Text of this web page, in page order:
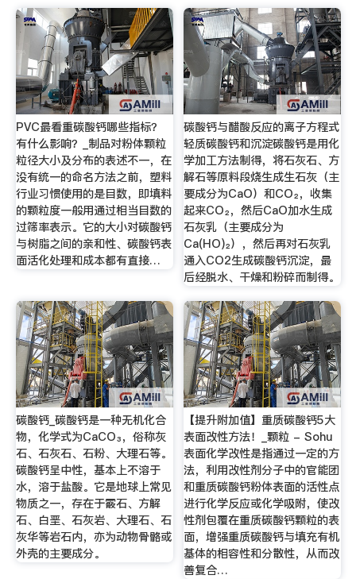
PVC最看重碳酸钙哪些指标？
有什么影响？_制品对粉体颗粒
粒径大小及分布的表述不一，在
没有统一的命名方法之前，塑料
行业习惯使用的是目数，即填料
的颗粒度一般用通过相当目数的
过筛率表示。它的大小对碳酸钙
与树脂之间的亲和性、碳酸钙表
面活化处理和成本都有直接…
碳酸钙与醋酸反应的离子方程式
轻质碳酸钙和沉淀碳酸钙是用化
学加工方法制得，将石灰石、方
解石等原料段烧生成生石灰（主
要成分为CaO）和CO₂，收集
起来CO₂，然后CaO加水生成
石灰乳（主要成分为
Ca(HO)₂），然后再对石灰乳
通入CO2生成碳酸钙沉淀，最
后经脱水、干燥和粉碎而制得。
碳酸钙_碳酸钙是一种无机化合
物，化学式为CaCO₃，俗称灰
石、石灰石、石粉、大理石等。
碳酸钙呈中性，基本上不溶于
水，溶于盐酸。它是地球上常见
物质之一，存在于霰石、方解
石、白垩、石灰岩、大理石、石
灰华等岩石内，亦为动物骨骼或
外壳的主要成分。
【提升附加值】重质碳酸钙5大
表面改性方法！_颗粒 - Sohu
表面化学改性是指通过一定的方
法，利用改性剂分子中的官能团
和重质碳酸钙粉体表面的活性点
进行化学反应或化学吸附，使改
性剂包覆在重质碳酸钙颗粒的表
面，增强重质碳酸钙与填充有机
基体的相容性和分散性，从而改
善复合…